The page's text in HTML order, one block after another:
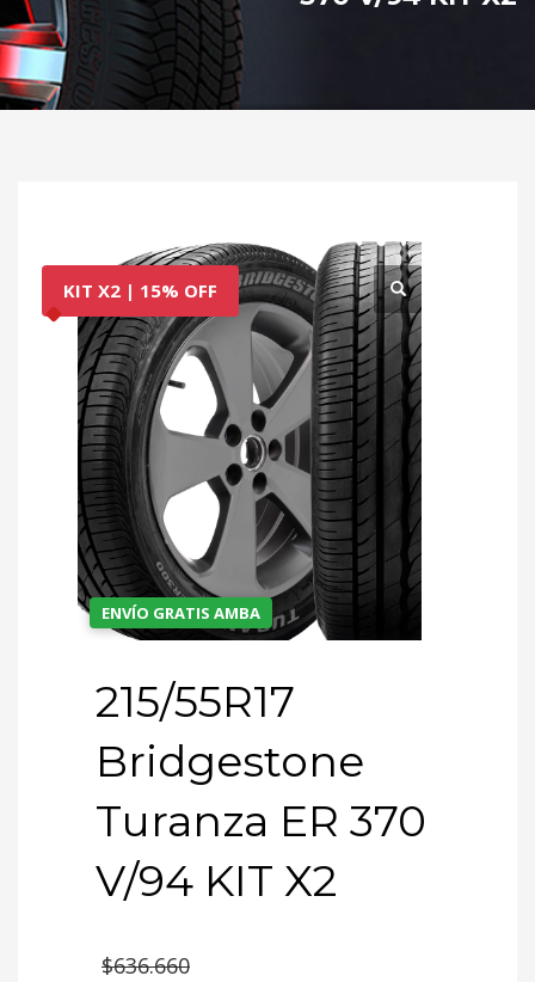
KIT X2 | 15% OFF
ENVÍO GRATIS AMBA
215/55R17
Bridgestone
Turanza ER 370
V/94 KIT X2
$636.660